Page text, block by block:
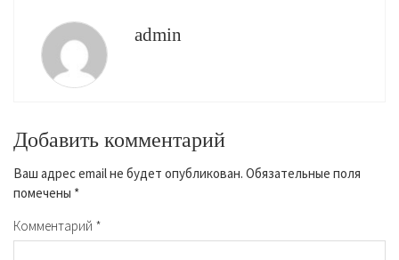
admin
Добавить комментарий
Ваш адрес email не будет опубликован. Обязательные поля
помечены *
Комментарий *